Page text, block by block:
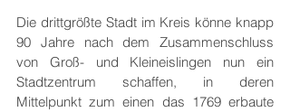
Die drittgrößte Stadt im Kreis könne knapp
90 Jahre nach dem Zusammenschluss
von Groß- und Kleineislingen nun ein
Stadtzentrum schaffen, in deren
Mittelpunkt zum einen das 1769 erbaute